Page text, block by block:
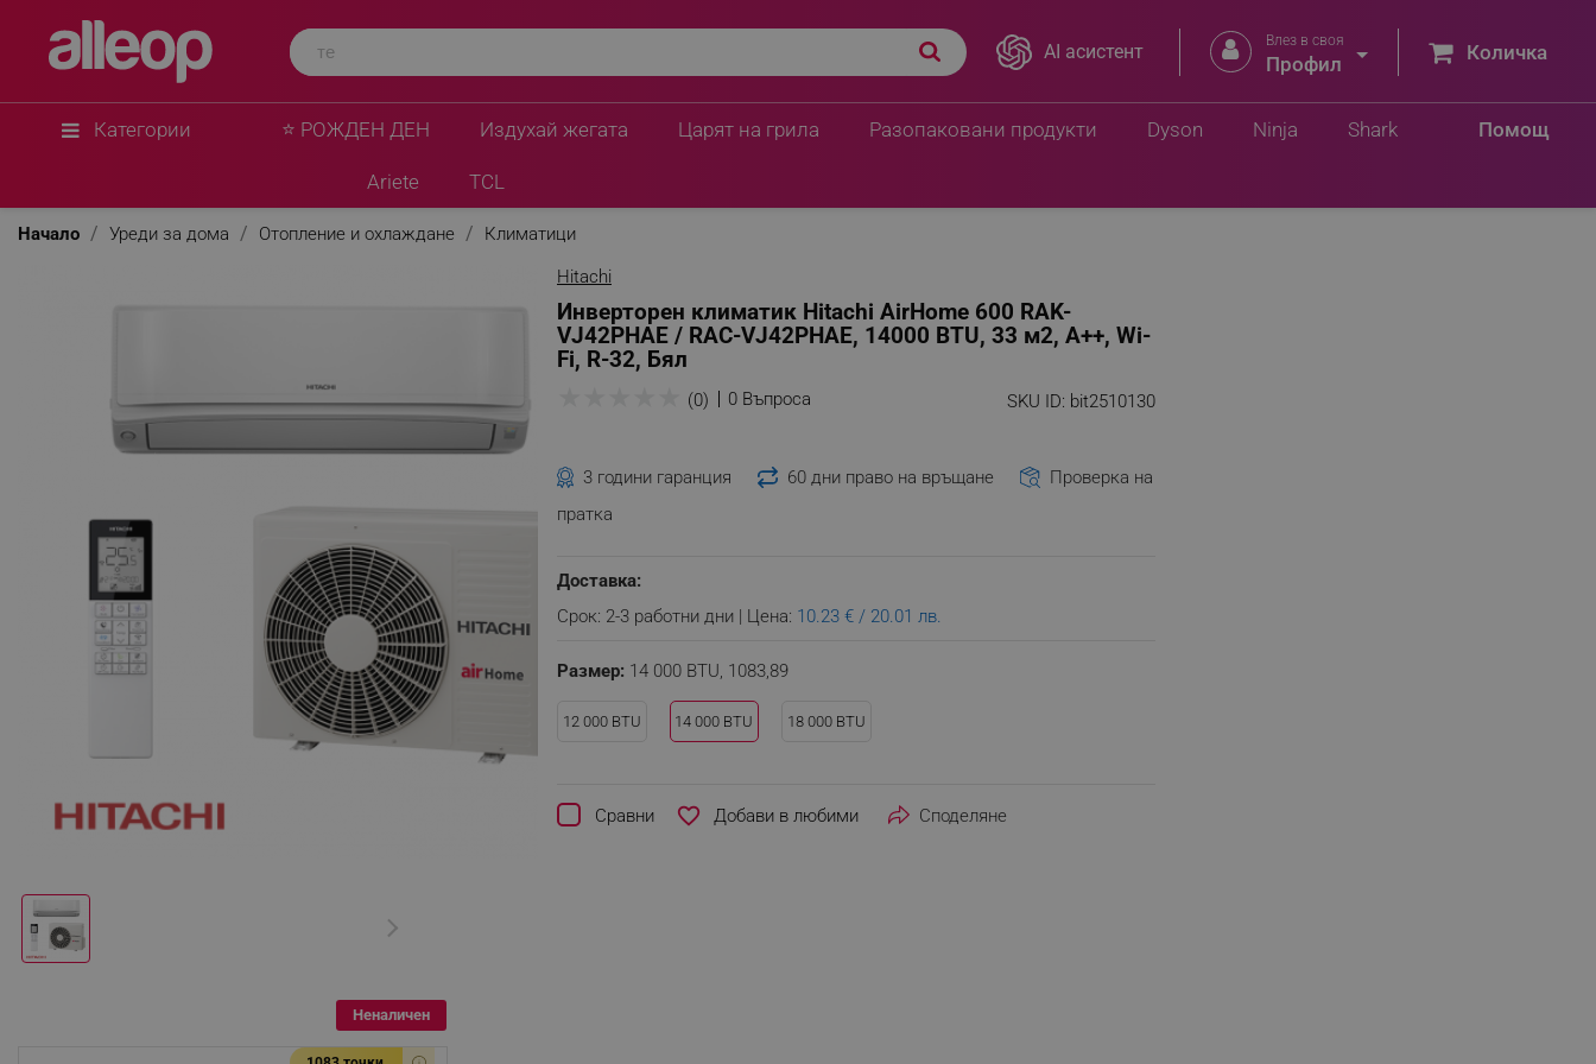
AI асистент  Влез в своя
Профил  Количка
Категории ⭐ РОЖДЕН ДЕН Издухай жегата Царят на грила Разопаковани продукти Помощ
Dyson Ninja Shark
Ariete TCL
Начало Уреди за дома Отопление и охлаждане
Климатици
Hitachi
Инверторен климатик Hitachi AirHome 600 RAK-
VJ42PHAE / RAC-VJ42PHAE, 14000 BTU, 33 м2, A++, Wi-
Fi, R-32, Бял
SKU ID: bit2510130
(0) 0 Въпроса
3 години гаранция 60 дни право на връщане
Проверка на
пратка
Доставка:
Срок: 2-3 работни дни | Цена: 10.23 € / 20.01 лв.
Размер: 14 000 BTU, 1083,89
12 000 BTU 14 000 BTU 18 000 BTU
Сравни favorite_border Споделяне
Неналичен